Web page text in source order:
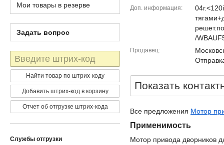
Доп. информация
/
Продавец
Показать
Все предложения Мотор
Применимость
Мотор привода дворников
Мои товары в резерве
Задать вопрос
Штрих-
код
Найти товар по штрих-коду
Добавить штрих-код в корзину
Отчет об отгрузке штрих-кода
Службы отгрузки